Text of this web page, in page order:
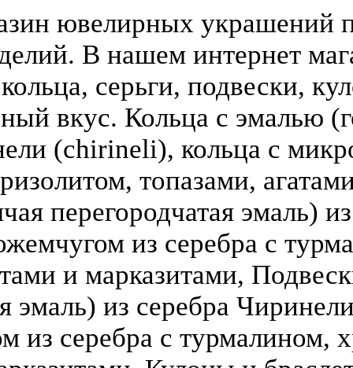
ювелирных украшений
В нашем интернет
серьги, подвески,
вкус. Кольца с эмалью
(chirineli), кольца с
топазами,
перегородчатая эмаль)
из серебра с
и марказитами,
эмаль) из серебра
из серебра с турмалином,